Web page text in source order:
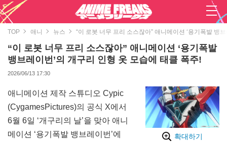
TOP 애니 뉴스 “이 로봇 너무 프리 소스잖아” 애니메이션 ‘용기폭발 뱅
“이 로봇 너무 프리 소스잖아” 애니메이션 ‘용기폭발
뱅브레이번’의 개구리 인형 옷 모습에 태클 폭주!
2026/06/13 17:30
확대하기
애니메이션 제작 스튜디오 Cypic
(CygamesPictures)의 공식 X에서
6월 6일 ‘개구리의 날’을 맞아 애니
메이션 ‘용기폭발 뱅브레이번’에